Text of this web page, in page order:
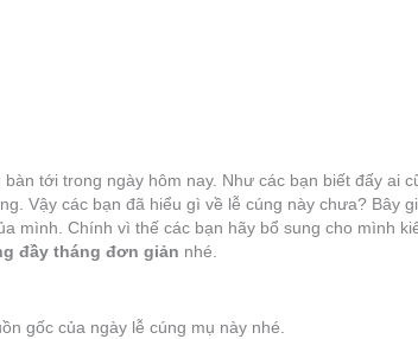
tới trong ngày hôm nay. Như các bạn biết đấy ai
Vậy các bạn đã hiểu gì về lễ cúng này chưa? Bây
mình. Chính vì thế các bạn hãy bổ sung cho mình
đầy tháng đơn giản nhé.
gốc của ngày lễ cúng mụ này nhé.